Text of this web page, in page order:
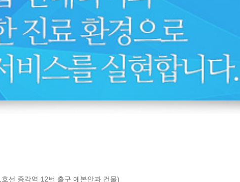
선 종각역 12번 출구 예본안과 건물)